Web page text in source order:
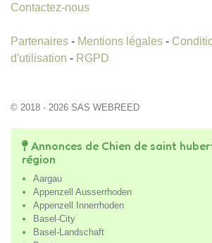
Contactez-nous
Partenaires - Mentions légales -
d'utilisation - RGPD
© 2018 - 2026 SAS WEBREED
Annonces de Chien de saint
région
Aargau
Appenzell Ausserrhoden
Appenzell Innerrhoden
Basel-City
Basel-Landschaft